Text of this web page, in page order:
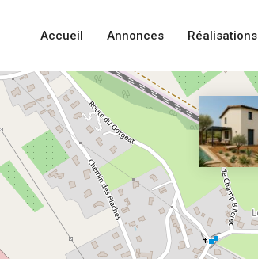
Accueil Annonces Réalisations